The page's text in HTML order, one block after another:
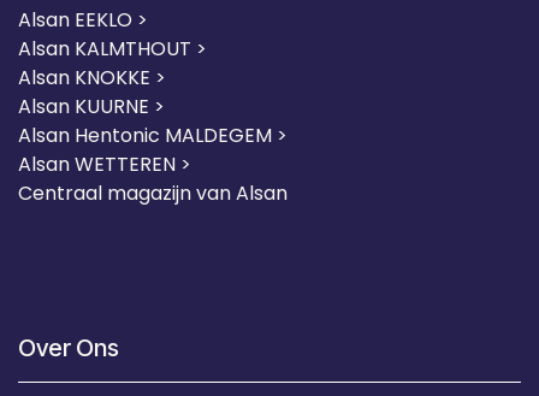
Alsan EEKLO >
Alsan KALMTHOUT >
Alsan KNOKKE >
Alsan KUURNE >
Alsan Hentonic MALDEGEM >
Alsan WETTEREN >
Centraal magazijn van Alsan
Over Ons